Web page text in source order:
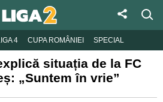
4 CUPA ROMÂNIEI SPECIAL
situația de la FC
„Suntem în vrie”